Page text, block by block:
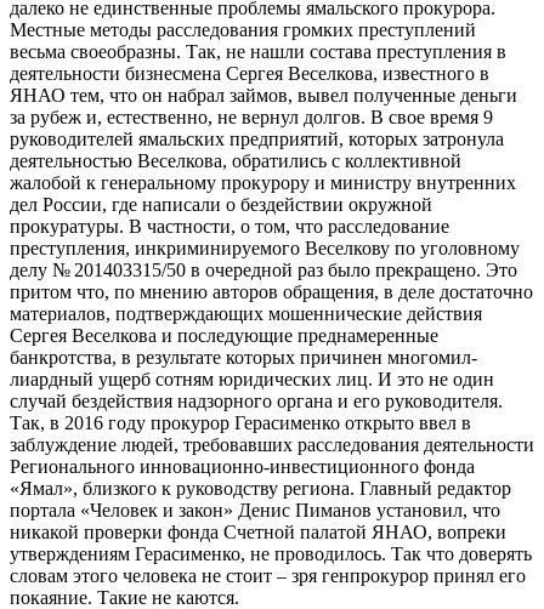
далеко не единственные проблемы ямальского прокурора.
Местные методы расследования громких преступлений
весьма своеобразны. Так, не нашли состава преступления в
деятельности бизнесмена Сергея Веселкова, известного в
ЯНАО тем, что он набрал займов, вывел полученные деньги
за рубеж и, естественно, не вернул долгов. В свое время 9
руководителей ямальских предприятий, которых затронула
деятельностью Веселкова, обратились с коллективной
жалобой к генеральному прокурору и министру внутренних
дел России, где написали о бездействии окружной
прокуратуры. В частности, о том, что расследование
преступления, инкриминируемого Веселкову по уголовному
делу № 201403315/50 в очередной раз было прекращено. Это
притом что, по мнению авторов обращения, в деле достаточно
материалов, подтверждающих мошеннические действия
Сергея Веселкова и последующие преднамеренные
банкротства, в результате которых причинен многомил-
лиардный ущерб сотням юридических лиц. И это не один
случай бездействия надзорного органа и его руководителя.
Так, в 2016 году прокурор Герасименко открыто ввел в
заблуждение людей, требовавших расследования деятельности
Регионального инновационно-инвестиционного фонда
«Ямал», близкого к руководству региона. Главный редактор
портала «Человек и закон» Денис Пиманов установил, что
никакой проверки фонда Счетной палатой ЯНАО, вопреки
утверждениям Герасименко, не проводилось. Так что доверять
словам этого человека не стоит – зря генпрокурор принял его
покаяние. Такие не каются.